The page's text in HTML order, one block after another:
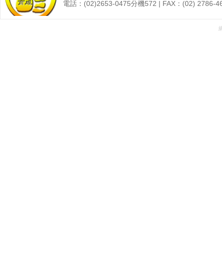
電話：(02)2653-0475分機572 | FAX：(02) 2786-